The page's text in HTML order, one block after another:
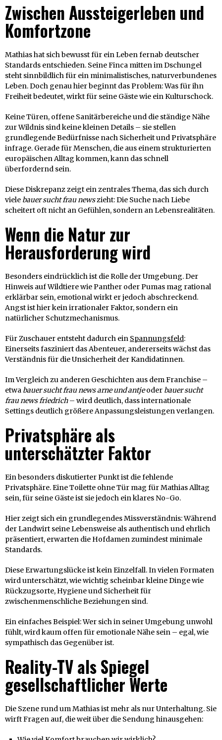
Zwischen Aussteigerleben und
Komfortzone
Mathias hat sich bewusst für ein Leben fernab deutscher
Standards entschieden. Seine Finca mitten im Dschungel
steht sinnbildlich für ein minimalistisches, naturverbundenes
Leben. Doch genau hier beginnt das Problem: Was für ihn
Freiheit bedeutet, wirkt für seine Gäste wie ein Kulturschock.
Keine Türen, offene Sanitärbereiche und die ständige Nähe
zur Wildnis sind keine kleinen Details – sie stellen
grundlegende Bedürfnisse nach Sicherheit und Privatsphäre
infrage. Gerade für Menschen, die aus einem strukturierten
europäischen Alltag kommen, kann das schnell
überfordernd sein.
Diese Diskrepanz zeigt ein zentrales Thema, das sich durch
viele bauer sucht frau newszieht: Die Suche nach Liebe
scheitert oft nicht an Gefühlen, sondern an Lebensrealitäten.
Wenn die Natur zur
Herausforderung wird
Besonders eindrücklich ist die Rolle der Umgebung. Der
Hinweis auf Wildtiere wie Panther oder Pumas mag rational
erklärbar sein, emotional wirkt er jedoch abschreckend.
Angst ist hier kein irrationaler Faktor, sondern ein
natürlicher Schutzmechanismus.
Für Zuschauer entsteht dadurch ein Spannungsfeld:
Einerseits fasziniert das Abenteuer, andererseits wächst das
Verständnis für die Unsicherheit der Kandidatinnen.
Im Vergleich zu anderen Geschichten aus dem Franchise –
etwa bauer sucht frau news arne und antjeoder bauer sucht
frau news friedrich– wird deutlich, dass internationale
Settings deutlich größere Anpassungsleistungen verlangen.
Privatsphäre als
unterschätzter Faktor
Ein besonders diskutierter Punkt ist die fehlende
Privatsphäre. Eine Toilette ohne Tür mag für Mathias Alltag
sein, für seine Gäste ist sie jedoch ein klares No-Go.
Hier zeigt sich ein grundlegendes Missverständnis: Während
der Landwirt seine Lebensweise als authentisch und ehrlich
präsentiert, erwarten die Hofdamen zumindest minimale
Standards.
Diese Erwartungslücke ist kein Einzelfall. In vielen Formaten
wird unterschätzt, wie wichtig scheinbar kleine Dinge wie
Rückzugsorte, Hygiene und Sicherheit für
zwischenmenschliche Beziehungen sind.
Ein einfaches Beispiel: Wer sich in seiner Umgebung unwohl
fühlt, wird kaum offen für emotionale Nähe sein – egal, wie
sympathisch das Gegenüber ist.
Reality-TV als Spiegel
gesellschaftlicher Werte
Die Szene rund um Mathias ist mehr als nur Unterhaltung. Sie
wirft Fragen auf, die weit über die Sendung hinausgehen: